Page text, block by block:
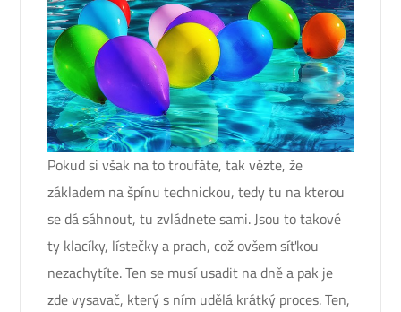
Pokud si však na to troufáte, tak vězte, že
základem na špínu technickou, tedy tu na kterou
se dá sáhnout, tu zvládnete sami. Jsou to takové
ty klacíky, lístečky a prach, což ovšem síťkou
nezachytíte. Ten se musí usadit na dně a pak je
zde vysavač, který s ním udělá krátký proces. Ten,